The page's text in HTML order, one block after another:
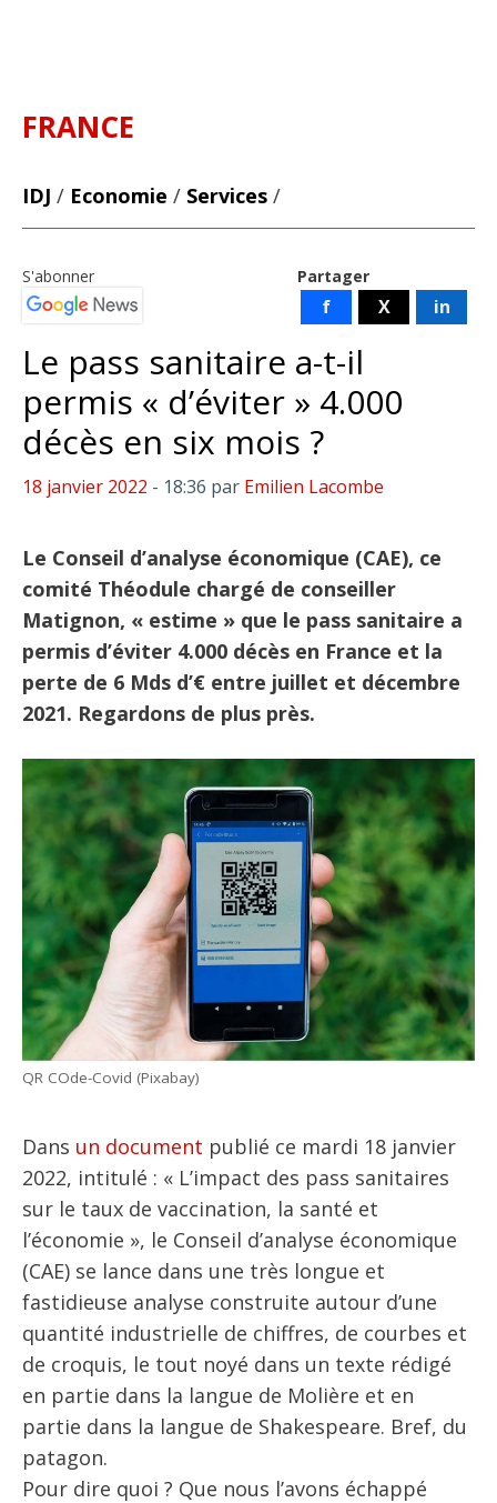
FRANCE
IDJ / Economie / Services /
Partager
f X in
S'abonner
Le pass sanitaire a-t-il
permis « d’éviter » 4.000
décès en six mois ?
18 janvier 2022 - 18:36 par Emilien Lacombe
Le Conseil d’analyse économique (CAE), ce
comité Théodule chargé de conseiller
Matignon, « estime » que le pass sanitaire a
permis d’éviter 4.000 décès en France et la
perte de 6 Mds d’€ entre juillet et décembre
2021. Regardons de plus près.
QR COde-Covid (Pixabay)
Dans un document publié ce mardi 18 janvier
2022, intitulé : « L’impact des pass sanitaires
sur le taux de vaccination, la santé et
l’économie », le Conseil d’analyse économique
(CAE) se lance dans une très longue et
fastidieuse analyse construite autour d’une
quantité industrielle de chiffres, de courbes et
de croquis, le tout noyé dans un texte rédigé
en partie dans la langue de Molière et en
partie dans la langue de Shakespeare. Bref, du
patagon.
Pour dire quoi ? Que nous l’avons échappé